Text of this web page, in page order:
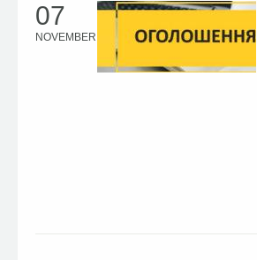
07
NOVEMBER